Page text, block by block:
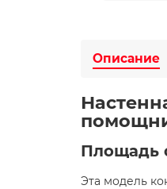
Описание
Площадь
Эта модель